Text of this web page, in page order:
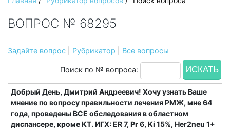
ВОПРОС № 68295
Задайте вопрос Рубрикатор Все вопросы
Поиск по № вопроса:
Добрый День, Дмитрий Андреевич! Хочу узнать Ваше
мнение по вопросу правильности лечения РМЖ, мне 64
года, проведены ВСЕ обследования в областном
диспансере, кроме КТ. ИГХ: ER 7, Pr 6, Ki 15%, Her2neu 1+